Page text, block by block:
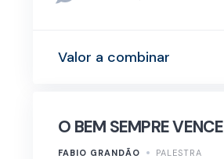
Valor a combinar
O BEM SEMPRE VENCE
FABIO GRANDÃO PALESTRA